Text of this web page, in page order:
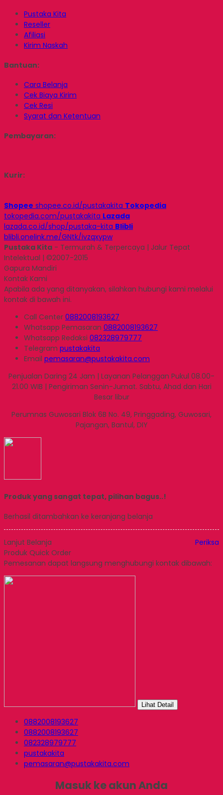
Pustaka Kita
Reseller
Afiliasi
Kirim Naskah
Bantuan:
Cara Belanja
Cek Biaya Kirim
Cek Resi
Syarat dan Ketentuan
Pembayaran:
Kurir:
Shopee shopee.co.id/pustakakita Tokopedia
tokopedia.com/pustakakita Lazada
lazada.co.id/shop/pustaka-kita Blibli
blibli.onelink.me/GNtk/ivzqxypw
Pustaka Kita - Termurah & Terpercaya | Jalur Tepat
Intelektual | ©2007-2015
Gapura Mandiri
Kontak Kami
Apabila ada yang ditanyakan, silahkan hubungi kami melalui
kontak di bawah ini.
Call Center 0882008193627
Whatsapp Pemasaran 0882008193627
Whatsapp Redaksi 082328979777
Telegram pustakakita
Email pemasaran@pustakakita.com
Penjualan Daring 24 Jam | Layanan Pelanggan Pukul 08.00-
21.00 WIB | Pengiriman Senin-Jumat. Sabtu, Ahad dan Hari
Besar libur
Perumnas Guwosari Blok 6B No. 49, Pringgading, Guwosari,
Pajangan, Bantul, DIY
Produk yang sangat tepat, pilihan bagus..!
Berhasil ditambahkan ke keranjang belanja
Lanjut Belanja
Periksa
Produk Quick Order
Pemesanan dapat langsung menghubungi kontak dibawah:
Lihat Detail
0882008193627
0882008193627
082328979777
pustakakita
pemasaran@pustakakita.com
Masuk ke akun Anda